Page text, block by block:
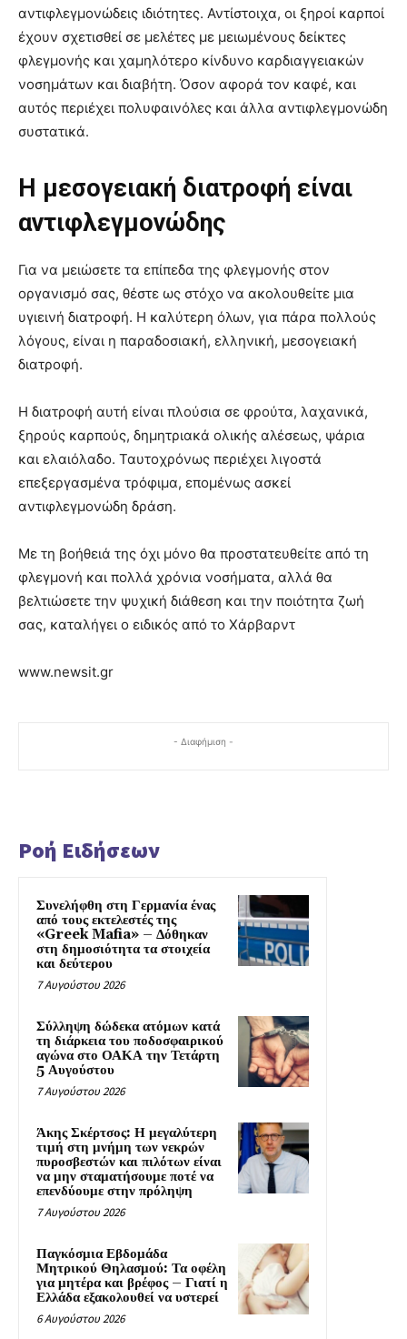
αντιφλεγμονώδεις ιδιότητες. Αντίστοιχα, οι ξηροί καρποί
έχουν σχετισθεί σε μελέτες με μειωμένους δείκτες
φλεγμονής και χαμηλότερο κίνδυνο καρδιαγγειακών
νοσημάτων και διαβήτη. Όσον αφορά τον καφέ, και
αυτός περιέχει πολυφαινόλες και άλλα αντιφλεγμονώδη
συστατικά.
Η μεσογειακή διατροφή είναι
αντιφλεγμονώδης
Για να μειώσετε τα επίπεδα της φλεγμονής στον
οργανισμό σας, θέστε ως στόχο να ακολουθείτε μια
υγιεινή διατροφή. Η καλύτερη όλων, για πάρα πολλούς
λόγους, είναι η παραδοσιακή, ελληνική, μεσογειακή
διατροφή.
Η διατροφή αυτή είναι πλούσια σε φρούτα, λαχανικά,
ξηρούς καρπούς, δημητριακά ολικής αλέσεως, ψάρια
και ελαιόλαδο. Ταυτοχρόνως περιέχει λιγοστά
επεξεργασμένα τρόφιμα, επομένως ασκεί
αντιφλεγμονώδη δράση.
Με τη βοήθειά της όχι μόνο θα προστατευθείτε από τη
φλεγμονή και πολλά χρόνια νοσήματα, αλλά θα
βελτιώσετε την ψυχική διάθεση και την ποιότητα ζωή
σας, καταλήγει ο ειδικός από το Χάρβαρντ
www.newsit.gr
- Διαφήμιση -
Ροή Ειδήσεων
Συνελήφθη στη Γερμανία ένας
από τους εκτελεστές της
«Greek Mafia» – Δόθηκαν
στη δημοσιότητα τα στοιχεία
και δεύτερου
7 Αυγούστου 2026
Σύλληψη δώδεκα ατόμων κατά
τη διάρκεια του ποδοσφαιρικού
αγώνα στο ΟΑΚΑ την Τετάρτη
5 Αυγούστου
7 Αυγούστου 2026
Άκης Σκέρτσος: Η μεγαλύτερη
τιμή στη μνήμη των νεκρών
πυροσβεστών και πιλότων είναι
να μην σταματήσουμε ποτέ να
επενδύουμε στην πρόληψη
7 Αυγούστου 2026
Παγκόσμια Εβδομάδα
Μητρικού Θηλασμού: Τα οφέλη
για μητέρα και βρέφος – Γιατί η
Ελλάδα εξακολουθεί να υστερεί
6 Αυγούστου 2026